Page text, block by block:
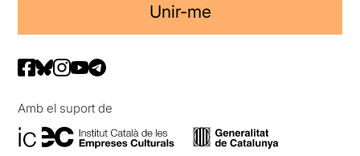
Unir-me
Amb el suport de